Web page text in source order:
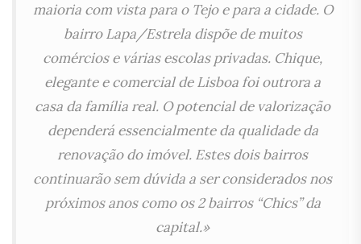
maioria com vista para o Tejo e para a cidade. O
bairro Lapa/Estrela dispõe de muitos
comércios e várias escolas privadas. Chique,
elegante e comercial de Lisboa foi outrora a
casa da família real. O potencial de valorização
dependerá essencialmente da qualidade da
renovação do imóvel. Estes dois bairros
continuarão sem dúvida a ser considerados nos
próximos anos como os 2 bairros “Chics” da
capital.»